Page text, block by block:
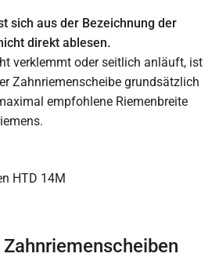
sich aus der Bezeichnung der
direkt ablesen.
verklemmt oder seitlich anläuft, ist
Zahnriemenscheibe grundsätzlich
empfohlene Riemenbreite